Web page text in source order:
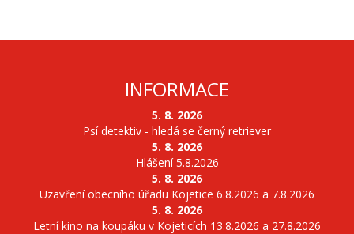
INFORMACE
5. 8. 2026
Psí detektiv - hledá se černý retriever
5. 8. 2026
Hlášení 5.8.2026
5. 8. 2026
Uzavření obecního úřadu Kojetice 6.8.2026 a 7.8.2026
5. 8. 2026
Letní kino na koupáku v Kojeticích 13.8.2026 a 27.8.2026